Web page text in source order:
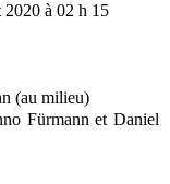
2020 à 02 h 15
(au milieu)
Fürmann et Daniel